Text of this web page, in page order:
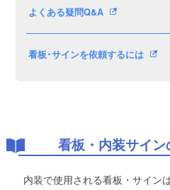
よくある疑問Q&A
看板･サインを依頼するには
看板・内装サイ
内装で使用される看板・サイン